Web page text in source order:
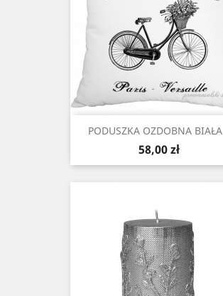
PODUSZKA OZDOBNA
Cena
58,00 zł